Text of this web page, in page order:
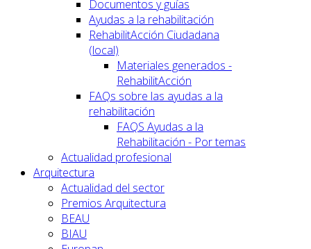
Documentos y guías
Ayudas a la rehabilitación
RehabilitAcción Ciudadana
(local)
Materiales generados -
RehabilitAcción
FAQs sobre las ayudas a la
rehabilitación
FAQS Ayudas a la
Rehabilitación - Por temas
Actualidad profesional
Arquitectura
Actualidad del sector
Premios Arquitectura
BEAU
BIAU